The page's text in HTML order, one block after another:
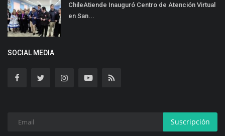
ChileAtiende Inauguró Centro de Atención Virtual
en San...
SOCIAL MEDIA
Suscripción